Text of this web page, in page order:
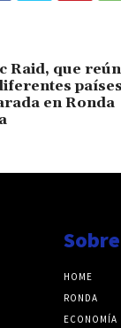
Raid, que
países
en Ronda
HOME
RONDA
ECONOMÍA